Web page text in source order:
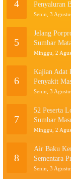
4
Penyaluran
Senin, 3
5
Jelang
Sumbar
Minggu, 2
6
Kajian Adat
Penyakit
Senin, 3
7
52 Peserta
Sumbar
Minggu, 2
8
Air Baku
Sementara
Senin, 3